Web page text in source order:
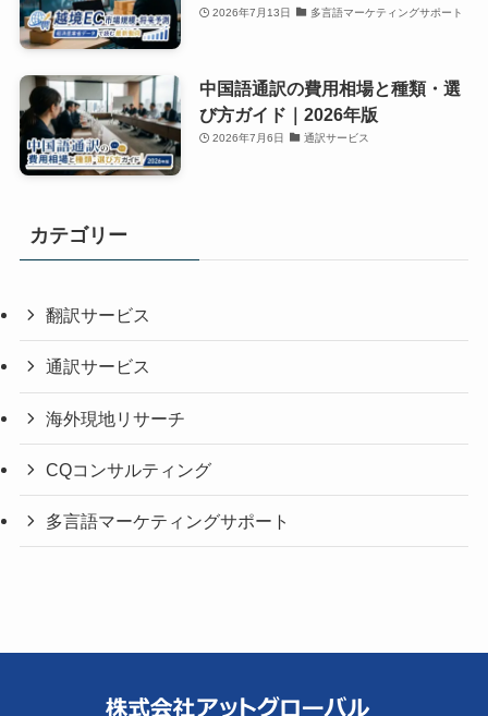
2026年7月13日 多言語マーケティングサポート
中国語通訳の費用相場と種類・選
び方ガイド｜2026年版
2026年7月6日 通訳サービス
カテゴリー
翻訳サービス
通訳サービス
海外現地リサーチ
CQコンサルティング
多言語マーケティングサポート